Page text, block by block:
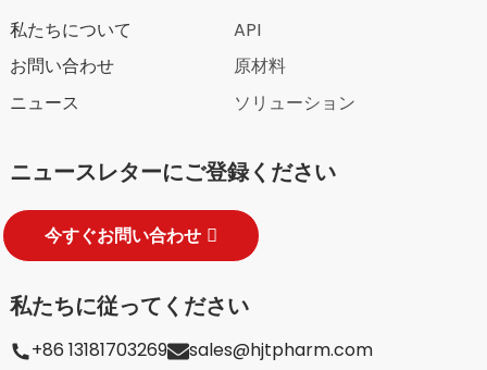
私たちについて
お問い合わせ
ニュース
API
原材料
ソリューション
ニュースレターにご登録ください
今すぐお問い合わせ
私たちに従ってください
+86 13181703269 sales@hjtpharm.com